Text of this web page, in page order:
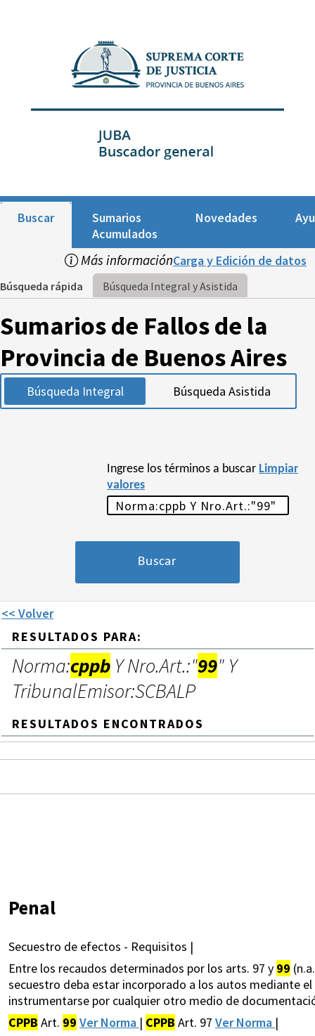
Buscar
Sumarios
Acumulados
Novedades
Más informaciónCarga y Edición de datos
Búsqueda rápida Búsqueda Integral y Asistida
Sumarios de Fallos de la
Provincia de Buenos Aires
Búsqueda Integral Búsqueda Asistida
Ingrese los términos a buscar Limpiar
valores
<< Volver
RESULTADOS PARA:
Norma:cppb Y Nro.Art.:"99" Y
TribunalEmisor:SCBALP
RESULTADOS ENCONTRADOS
Penal
Secuestro de efectos - Requisitos |
Entre los recaudos determinados por los arts. 97 y 99
secuestro deba estar incorporado a los autos mediante
instrumentarse por cualquier otro medio de
CPPB Art. 99 Ver Norma | CPPB Art. 97 Ver Norma |